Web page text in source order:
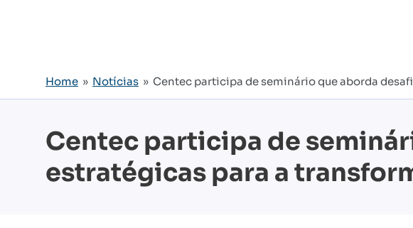
Home » Notícias » Centec participa de seminário que aborda
Centec participa de
estratégicas para a